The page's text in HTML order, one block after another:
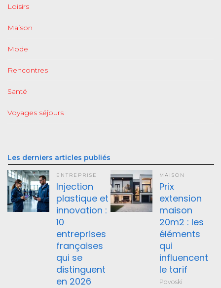
Loisirs
Maison
Mode
Rencontres
Santé
Voyages séjours
Les derniers articles publiés
ENTREPRISE
Injection
plastique et
innovation :
10
entreprises
françaises
qui se
distinguent
en 2026
MAISON
Prix
extension
maison
20m2 : les
éléments
qui
influencent
le tarif
Povoski